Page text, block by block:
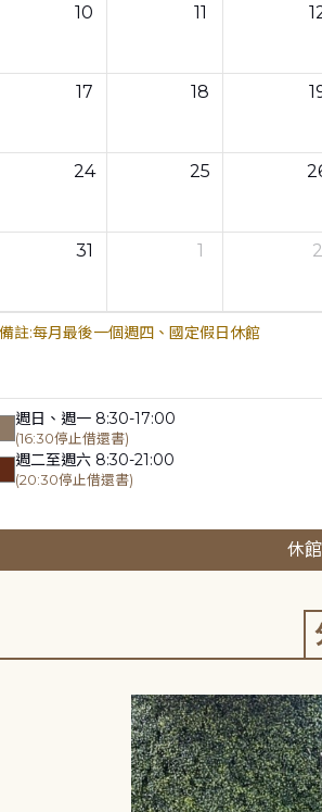
10 11
17 18
24 25
31 1 2
每月最後一個週四、國定假日休館
週日、週一 8:30-17:00
(16:30停止借還書)
週二至週六 8:30-21:00
(20:30停止借還書)
休